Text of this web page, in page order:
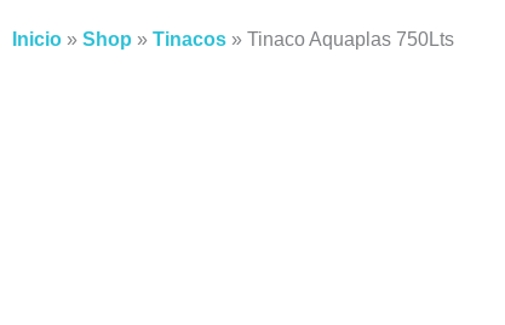
Inicio » Shop » Tinacos » Tinaco Aquaplas 750Lts